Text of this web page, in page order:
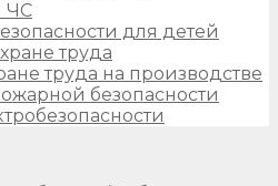
ЧС
для детей
труда
труда на производстве
безопасности